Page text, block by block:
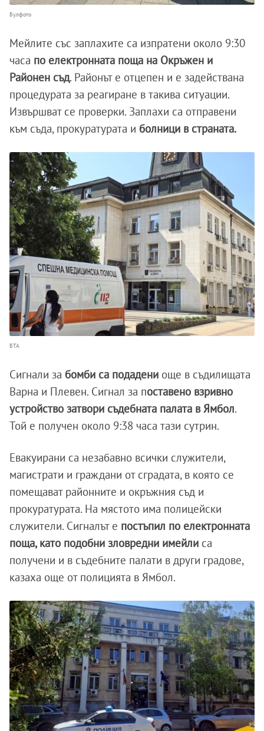
Булфото
Мейлите със заплахите са изпратени около 9:30
часа по електронната поща на Окръжен и
Районен съд. Районът е отцепен и е задействана
процедурата за реагиране в такива ситуации.
Извършват се проверки. Заплахи са отправени
към съда, прокуратурата и болници в страната.
БТА
Сигнали за бомби са подадени още в съдилищата
Варна и Плевен. Сигнал за поставено взривно
устройство затвори съдебната палата в Ямбол.
Той е получен около 9:38 часа тази сутрин.
Евакуирани са незабавно всички служители,
магистрати и граждани от сградата, в която се
помещават районните и окръжния съд и
прокуратурата. На мястото има полицейски
служители. Сигналът е постъпил по електронната
поща, като подобни зловредни имейли са
получени и в съдебните палати в други градове,
казаха още от полицията в Ямбол.